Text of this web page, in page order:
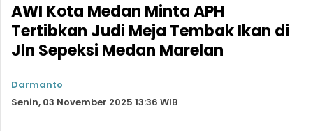
AWI Kota Medan Minta APH
Tertibkan Judi Meja Tembak Ikan di
Jln Sepeksi Medan Marelan
Darmanto
Senin, 03 November 2025 13:36 WIB